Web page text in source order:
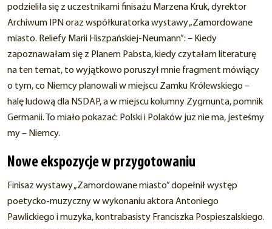
podzieliła się z uczestnikami finisażu Marzena Kruk, dyrektor
Archiwum IPN oraz współkuratorka wystawy „Zamordowane
miasto. Reliefy Marii Hiszpańskiej-Neumann”: – Kiedy
zapoznawałam się z Planem Pabsta, kiedy czytałam literaturę
na ten temat, to wyjątkowo poruszył mnie fragment mówiący
o tym, co Niemcy planowali w miejscu Zamku Królewskiego –
halę ludową dla NSDAP, a w miejscu kolumny Zygmunta, pomnik
Germanii. To miało pokazać: Polski i Polaków już nie ma, jesteśmy
my – Niemcy.
Nowe ekspozycje w przygotowaniu
Finisaż wystawy „Zamordowane miasto” dopełnił występ
poetycko-muzyczny w wykonaniu aktora Antoniego
Pawlickiego i muzyka, kontrabasisty Franciszka Pospieszalskiego.